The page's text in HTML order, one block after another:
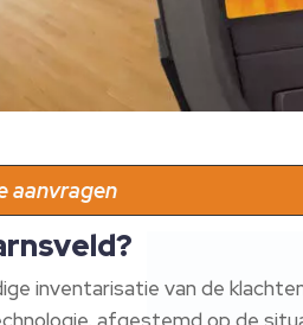
aanvragen
inventarisatie van de